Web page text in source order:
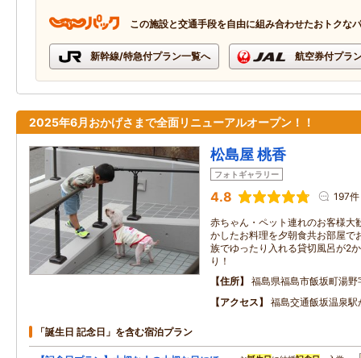
この施設と交通手段を自由に組み合わせたおトクな
新幹線/特急付プラン一覧へ 航空券付プラ
2025年6月おかげさまで全面リニューアルオープン！！
松島屋 桃香
フォトギャラリー
4.8 197件
赤ちゃん・ペット連れのお客様大
かしたお料理を夕朝食共お部屋で
族でゆったり入れる貸切風呂が2
り！
住所
福島県福島市飯坂町湯
アクセス
福島交通飯坂温泉駅
「誕生日 記念日」を含む宿泊プラン